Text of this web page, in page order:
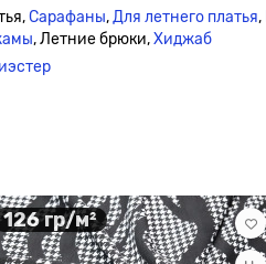
Сарафаны,Для летнего платья,
, Летние брюки,Хиджаб
126 гр/м²